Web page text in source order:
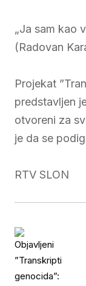
„Ja sam kao
(Radovan
Projekat
predstavljen
otvoreni za
je da se
RTV SLON